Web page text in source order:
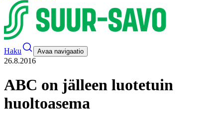
Haku Avaa navigaatio
26.8.2016
ABC on jälleen luotetuin
huoltoasema